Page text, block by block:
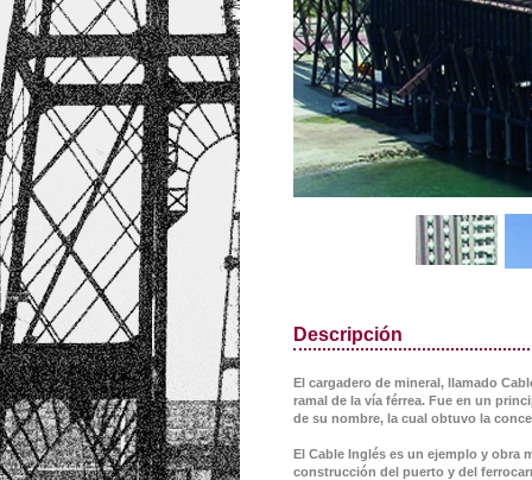
Descripción
El cargadero de mineral, llamado
ramal de la vía férrea. Fue en un
de su nombre, la cual obtuvo la
El Cable Inglés es un ejemplo y obra
construcción del puerto y del